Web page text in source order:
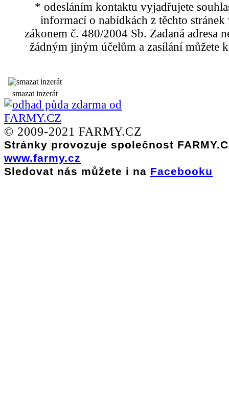
* odesláním kontaktu vyjadřujete
informací o nabídkách z těchto stránek
zákonem č. 480/2004 Sb. Zadaná adresa
žádným jiným účelům a zasílání můžete
smazat inzerát
© 2009-2021 FARMY.CZ
Stránky provozuje společnost
www.farmy.cz
Sledovat nás můžete i na Facebooku